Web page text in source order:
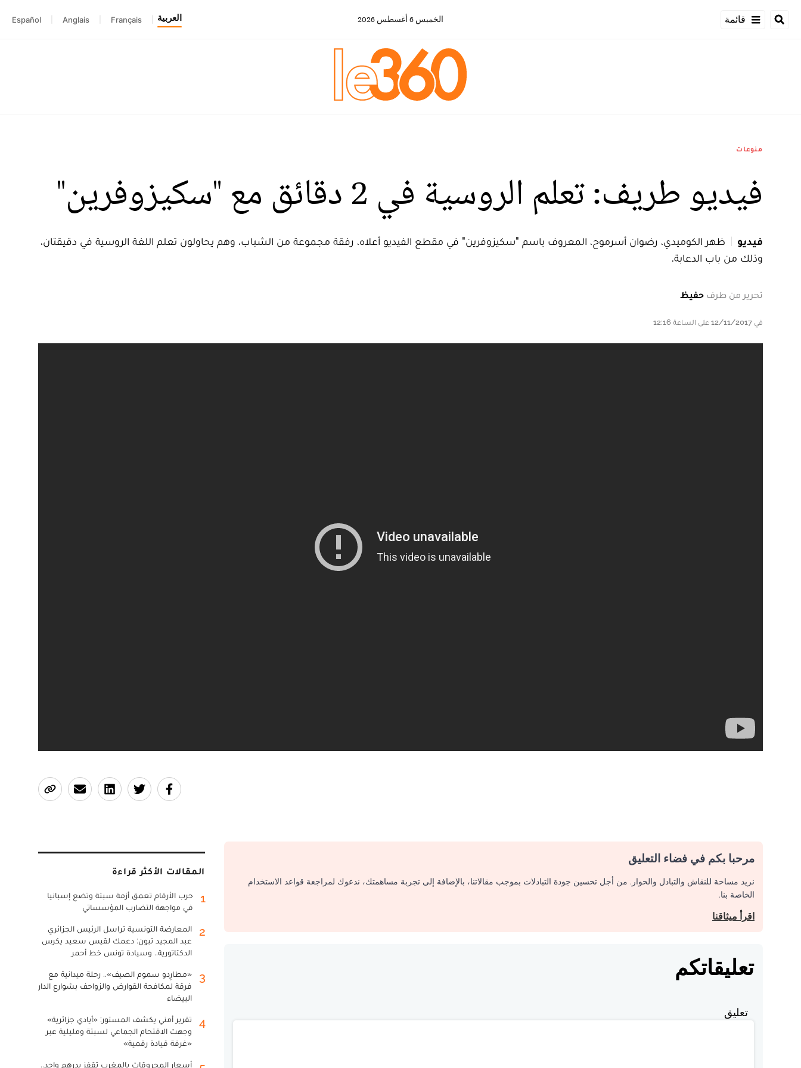
قائمة الخميس 6 أغسطس 2026 العربية Français
Anglais
Español
منوعات
فيديو طريف: تعلم الروسية في 2 دقائق مع "سكيزوفرين"
فيديو
ظهر الكوميدي، رضوان أسرموح، المعروف باسم "سكيزوفرين" في مقطع الفيديو أعلاه، رفقة مجموعة من الشباب، وهم يحاولون تعلم اللغة الروسية في دقيقتان،
وذلك من باب الدعابة.
تحرير من طرف حفيظ
في 12/11/2017 على الساعة 12:16
مرحبا بكم في فضاء التعليق
نريد مساحة للنقاش والتبادل والحوار. من أجل تحسين جودة التبادلات بموجب مقالاتنا، بالإضافة إلى تجربة مساهمتك، ندعوك لمراجعة قواعد الاستخدام
الخاصة بنا.
اقرأ ميثاقنا
تعليقاتكم
تعليق
المقالات الأكثر قراءة
1
حرب الأرقام تعمق أزمة سبتة وتضع إسبانيا
في مواجهة التضارب المؤسساتي
2
المعارضة التونسية تراسل الرئيس الجزائري
عبد المجيد تبون: دعمك لقيس سعيد يكرس
الدكتاتورية.. وسيادة تونس خط أحمر
3
«مطارِدو سموم الصيف».. رحلة ميدانية مع
فرقة لمكافحة القوارض والزواحف بشوارع الدار
البيضاء
4
تقرير أمني يكشف المستور: «أيادي جزائرية»
وجهت الاقتحام الجماعي لسبتة ومليلية عبر
«غرفة قيادة رقمية»
أسعار المحروقات بالمغرب تقفز بدرهم واحد..